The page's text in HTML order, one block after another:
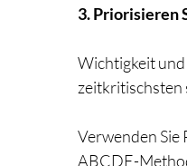
3. Priorisieren
Wichtigkeit
zeitkritischsten
Verwenden Sie
ABCDE-